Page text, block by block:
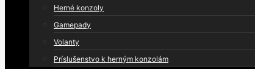
Herné konzoly
Gamepady
Volanty
Príslušenstvo k herným konzolám